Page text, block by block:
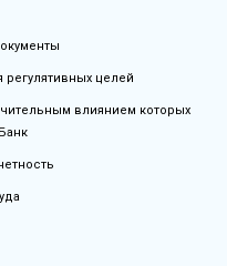
целей
влиянием которых